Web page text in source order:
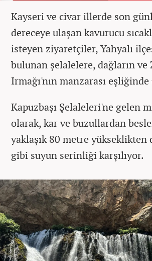
Kayseri ve civar illerde son
dereceye ulaşan kavurucu
isteyen ziyaretçiler, Yahyalı
bulunan şelalelere, dağların ve
Irmağı'nın manzarası eşliğinde
Kapuzbaşı Şelaleleri'ne gelen
olarak, kar ve buzullardan
yaklaşık 80 metre yükseklikten
gibi suyun serinliği karşılıyor.